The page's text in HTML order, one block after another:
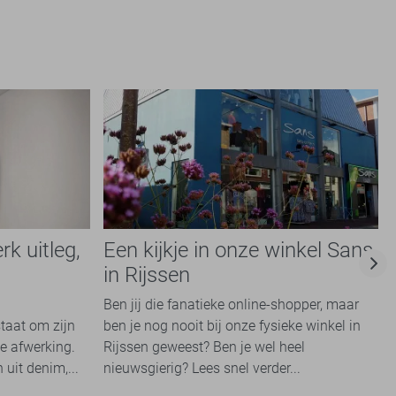
uitleg,
om zijn
afwerking.
uit denim,...
Een kijkje in onze winkel Sans
in Rijssen
Ben jij die fanatieke online-shopper, maar
ben je nog nooit bij onze fysieke winkel in
Rijssen geweest? Ben je wel heel
nieuwsgierig? Lees snel verder...